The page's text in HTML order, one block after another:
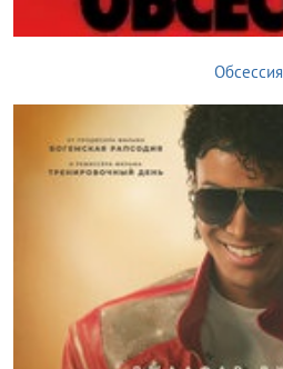
Обсессия